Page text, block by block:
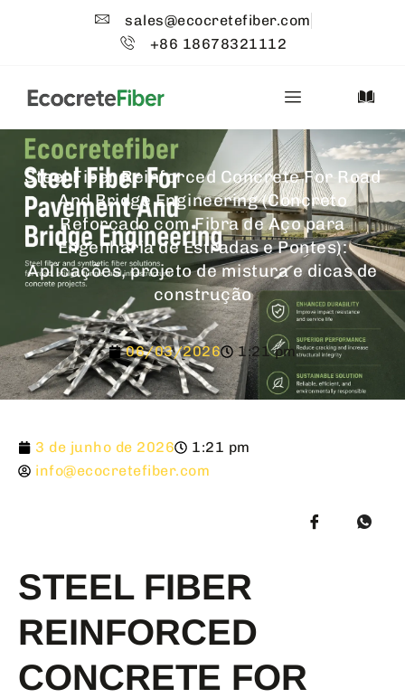
sales@ecocretefiber.com
+86 18678321112
Steel Fiber Reinforced Concrete For Road
And Bridge Engineering (Concreto
Reforçado com Fibra de Aço para
Engenharia de Estradas e Pontes):
Aplicações, projeto de mistura e dicas de
construção
06/03/2026 1:21 pm
3 de junho de 2026
1:21 pm
info@ecocretefiber.com
STEEL FIBER
REINFORCED
CONCRETE FOR